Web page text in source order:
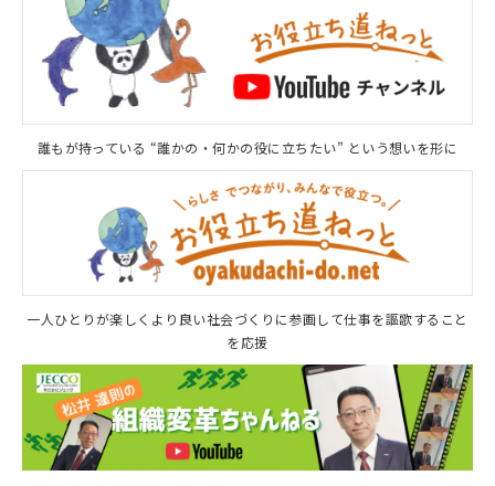
誰もが持っている “誰かの・何かの役に立ちたい” という想いを形に
一人ひとりが楽しくより良い社会づくりに参画して仕事を謳歌すること
を応援